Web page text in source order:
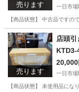
売ります 一日市場
【商品状態】 中古品です
長野 安曇野市 一
売ります
店頭
KTD3-
KTD3
20,000
一日市場
【商品状態】 未使用品に